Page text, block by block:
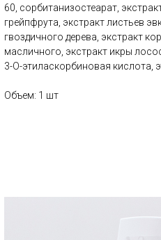
60, сорбитанизостеарат,
грейпфрута, экстракт листьев
гвоздичного дерева, экстракт
масличного, экстракт икры
3-О-этиласкорбиновая кислота,
Объем: 1 шт